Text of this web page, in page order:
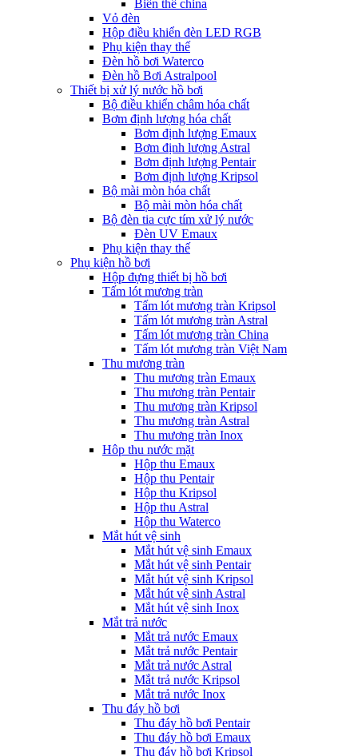
Biến thế china
Vỏ đèn
Hộp điều khiển đèn LED RGB
Phụ kiện thay thế
Đèn hồ bơi Waterco
Đèn hồ Bơi Astralpool
Thiết bị xử lý nước hồ bơi
Bộ điều khiển châm hóa chất
Bơm định lượng hóa chất
Bơm định lượng Emaux
Bơm định lượng Astral
Bơm định lượng Pentair
Bơm định lượng Kripsol
Bộ mài mòn hóa chất
Bộ mài mòn hóa chất
Bộ đèn tia cực tím xử lý nước
Đèn UV Emaux
Phụ kiện thay thế
Phụ kiện hồ bơi
Hộp đựng thiết bị hồ bơi
Tấm lót mương tràn
Tấm lót mương tràn Kripsol
Tấm lót mương tràn Astral
Tấm lót mương tràn China
Tấm lót mương tràn Việt Nam
Thu mương tràn
Thu mương tràn Emaux
Thu mương tràn Pentair
Thu mương tràn Kripsol
Thu mương tràn Astral
Thu mương tràn Inox
Hôp thu nước mặt
Hộp thu Emaux
Hộp thu Pentair
Hộp thu Kripsol
Hộp thu Astral
Hộp thu Waterco
Mắt hút vệ sinh
Mắt hút vệ sinh Emaux
Mắt hút vệ sinh Pentair
Mắt hút vệ sinh Kripsol
Mắt hút vệ sinh Astral
Mắt hút vệ sinh Inox
Mắt trả nước
Mắt trả nước Emaux
Mắt trả nước Pentair
Mắt trả nước Astral
Mắt trả nước Kripsol
Mắt trả nước Inox
Thu đáy hồ bơi
Thu đáy hồ bơi Pentair
Thu đáy hồ bơi Emaux
Thu đáy hồ bơi Kripsol